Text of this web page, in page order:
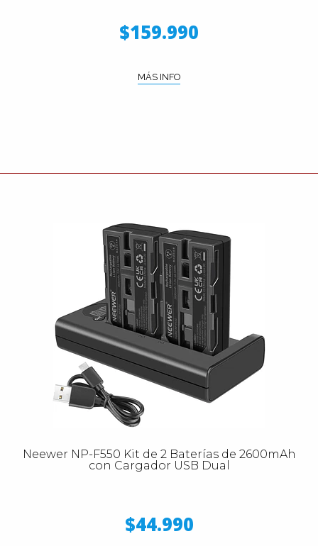
$159.990
MÁS INFO
Neewer NP-F550 Kit de 2 Baterías de 2600mAh
con Cargador USB Dual
$44.990